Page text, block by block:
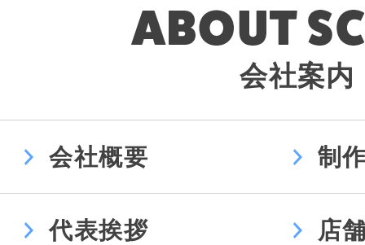
会社案内
会社概要 制
代表挨拶 店